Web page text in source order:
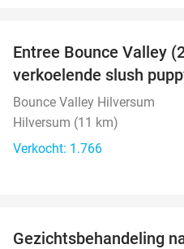
Entree Bounce Valley
verkoelende slush
Bounce Valley Hilversum
Hilversum (11 km)
Verkocht: 1.766
Gezichtsbehandeling